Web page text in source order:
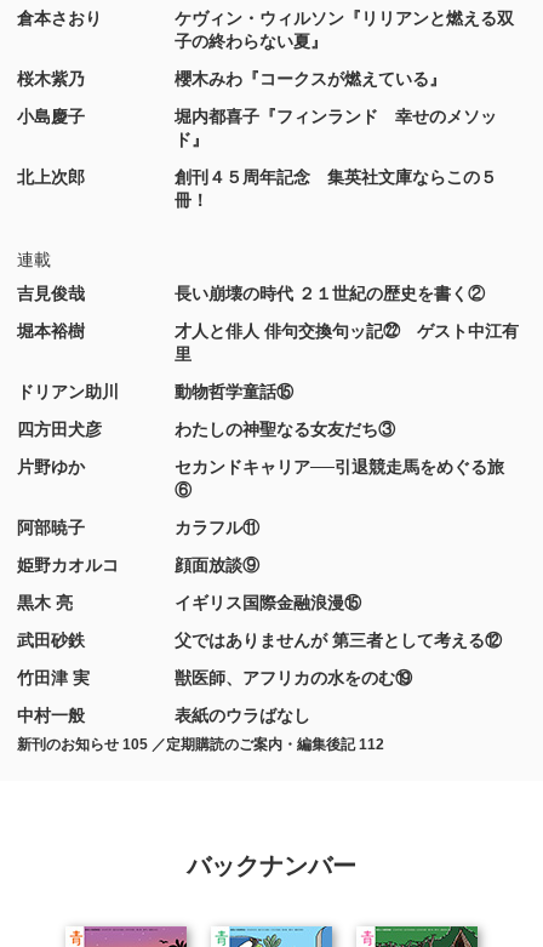
倉本さおり
ケヴィン・ウィルソン『リリアンと燃える双
子の終わらない夏』
桜木紫乃
櫻木みわ『コークスが燃えている』
小島慶子
堀内都喜子『フィンランド 幸せのメソッ
ド』
北上次郎
創刊４５周年記念 集英社文庫ならこの５
冊！
連載
吉見俊哉
長い崩壊の時代 ２１世紀の歴史を書く②
堀本裕樹
才人と俳人 俳句交換句ッ記㉒ ゲスト中江有
里
ドリアン助川
動物哲学童話⑮
四方田犬彦
わたしの神聖なる女友だち③
片野ゆか
セカンドキャリア──引退競走馬をめぐる旅
⑥
阿部暁子
カラフル⑪
姫野カオルコ
顔面放談⑨
黒木 亮
イギリス国際金融浪漫⑮
武田砂鉄
父ではありませんが 第三者として考える⑫
竹田津 実
獣医師、アフリカの水をのむ⑲
中村一般
表紙のウラばなし
新刊のお知らせ 105 ／定期購読のご案内・編集後記 112
バックナンバー